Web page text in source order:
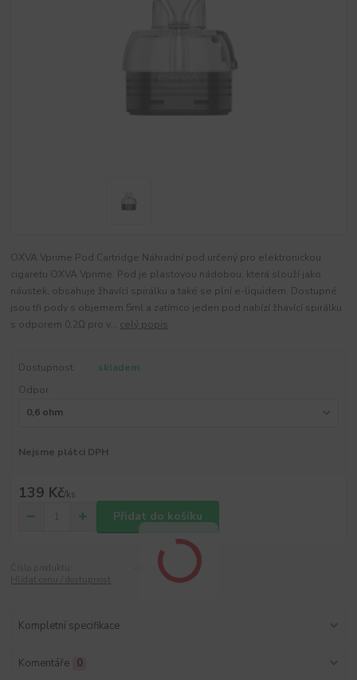
OXVA Vprime Pod Cartridge Náhradní pod určený pro elektronickou
cigaretu OXVA Vprime. Pod je plastovou nádobou, která slouží jako
náustek, obsahuje žhavící spirálku a také se plní e-liquidem. Dostupné
jsou tři pody s objemem 5ml a zatímco jeden pod nabízí žhavící spirálku
s odporem 0,2Ω pro v... celý popis
Dostupnost
skladem
Odpor
Nejsme plátci DPH
139 Kč/ks
Přidat do košíku
Kompletní specifikace
Komentáře 0